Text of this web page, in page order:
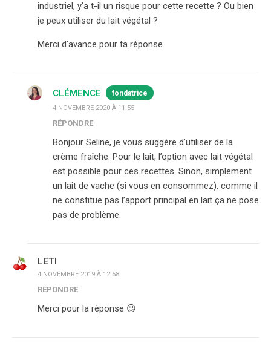
industriel, y’a t-il un risque pour cette recette ? Ou bien
je peux utiliser du lait végétal ?
Merci d’avance pour ta réponse
CLÉMENCE fondatrice
4 NOVEMBRE 2020 À 11:55
RÉPONDRE
Bonjour Seline, je vous suggère d’utiliser de la
crème fraîche. Pour le lait, l’option avec lait végétal
est possible pour ces recettes. Sinon, simplement
un lait de vache (si vous en consommez), comme il
ne constitue pas l’apport principal en lait ça ne pose
pas de problème.
LETI
4 NOVEMBRE 2019 À 12:58
RÉPONDRE
Merci pour la réponse 😉